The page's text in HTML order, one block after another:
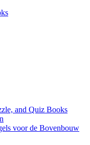
and Quiz Books
voor de Bovenbouw